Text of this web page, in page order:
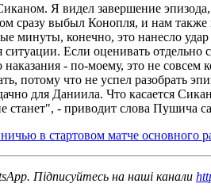
Я видел завершение
сразу выбыл Конопля, и нам
минуты, конечно, это нанесло
Если оценивать
наказания - по-моему, это не
потому что не успел разобрать
для Даниила. Что касается
станет", - приводит слова Пушича
в стартовом матче основного
Підписуйтесь на наші канали